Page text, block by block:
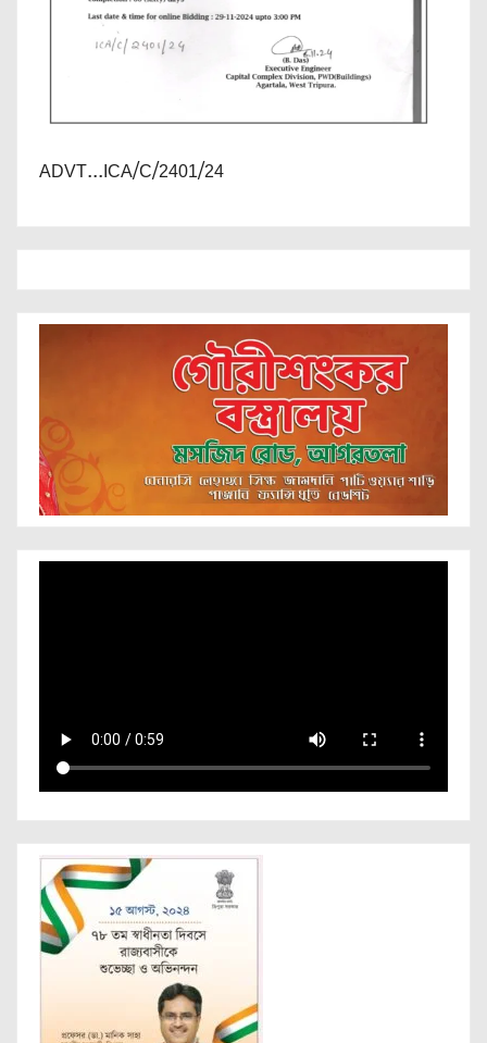
ADVT...ICA/C/2401/24